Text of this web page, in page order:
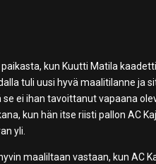
kun Kuutti Matila
tuli uusi hyvä maalitilanne ja
ei ihan tavoittanut vapaana
kun hän itse riisti pallon AC
yli.
maaliltaan vastaan, kun AC